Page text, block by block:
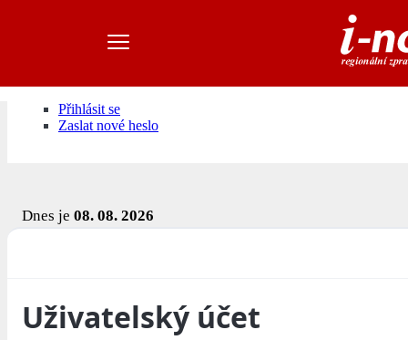
Přihlásit se
Zaslat nové heslo
Dnes je 08. 08. 2026
Uživatelský účet